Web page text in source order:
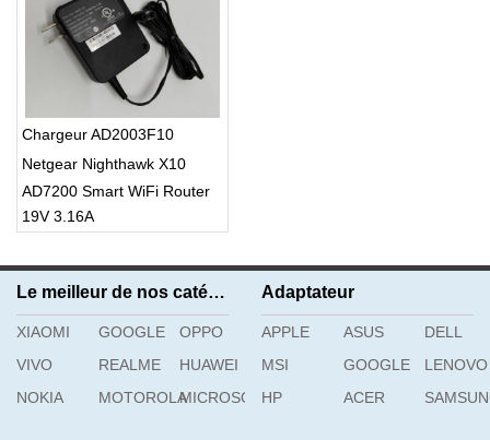
Chargeur AD2003F10
Netgear Nighthawk X10
AD7200 Smart WiFi Router
R9000
19V 3.16A
Le meilleur de nos catégories
XIAOMI GOOGLE
OPPO
VIVO
REALME
HUAWEI
NOKIA
MOTOROLAMICROSOFT
Adaptateur
APPLE ASUS
DELL
MSI
GOOGLE
LENOVO
HP
ACER